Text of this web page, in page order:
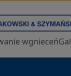
wgnieceń